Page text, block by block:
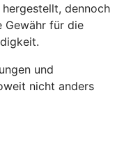
dennoch
Gewähr für die
und
nicht anders